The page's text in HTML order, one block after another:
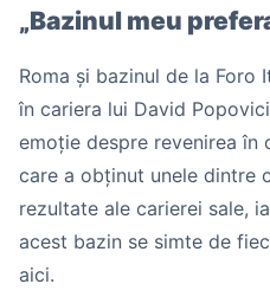
„Bazinul meu
Roma și bazinul de la Foro
în cariera lui David
emoție despre revenirea în
care a obținut unele dintre
rezultate ale carierei sale,
acest bazin se simte de
aici.